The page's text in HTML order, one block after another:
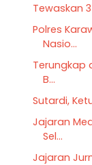
Tewaskan
Polres
Nasio...
Terungkap
B...
Sutardi,
Jajaran
Sel...
Jajaran